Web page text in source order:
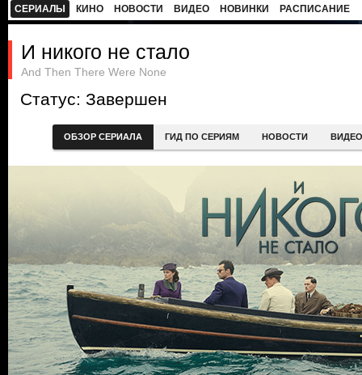
СЕРИАЛЫ КИНО НОВОСТИ ВИДЕО НОВИНКИ РАСПИСАНИЕ
И никого не стало
And Then There Were None
Статус: Завершен
ОБЗОР СЕРИАЛА ГИД ПО СЕРИЯМ НОВОСТИ ВИДЕО